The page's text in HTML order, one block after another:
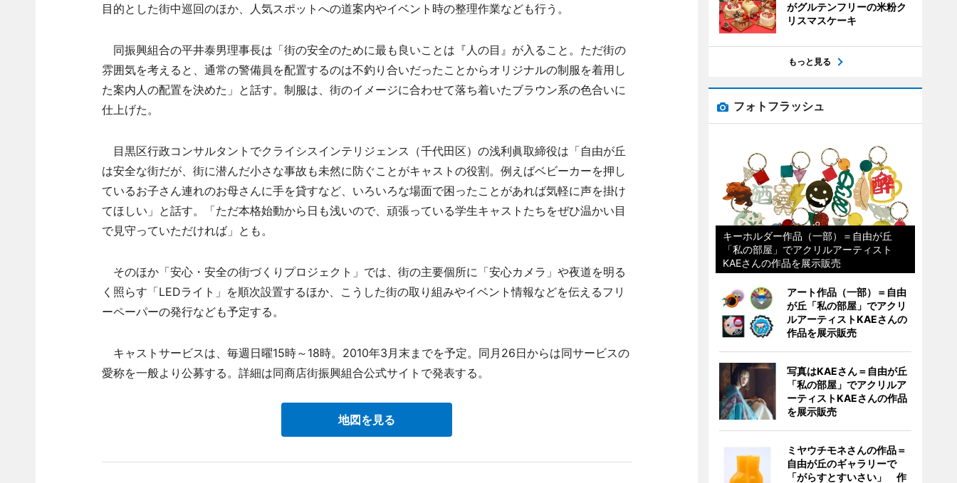
目的とした街中巡回のほか、人気スポットへの道案内やイベント時の整理作業なども行う。
同振興組合の平井泰男理事長は「街の安全のために最も良いことは『人の目』が入ること。ただ街の
雰囲気を考えると、通常の警備員を配置するのは不釣り合いだったことからオリジナルの制服を着用し
た案内人の配置を決めた」と話す。制服は、街のイメージに合わせて落ち着いたブラウン系の色合いに
仕上げた。
目黒区行政コンサルタントでクライシスインテリジェンス（千代田区）の浅利眞取締役は「自由が丘
は安全な街だが、街に潜んだ小さな事故も未然に防ぐことがキャストの役割。例えばベビーカーを押し
ているお子さん連れのお母さんに手を貸すなど、いろいろな場面で困ったことがあれば気軽に声を掛け
てほしい」と話す。「ただ本格始動から日も浅いので、頑張っている学生キャストたちをぜひ温かい目
で見守っていただければ」とも。
そのほか「安心・安全の街づくりプロジェクト」では、街の主要個所に「安心カメラ」や夜道を明る
く照らす「LEDライト」を順次設置するほか、こうした街の取り組みやイベント情報などを伝えるフリ
ーペーパーの発行なども予定する。
キャストサービスは、毎週日曜15時～18時。2010年3月末までを予定。同月26日からは同サービスの
愛称を一般より公募する。詳細は同商店街振興組合公式サイトで発表する。
地図を見る
がグルテンフリーの米粉ク
リスマスケーキ
もっと見る
フォトフラッシュ
キーホルダー作品（一部）＝自由が丘
「私の部屋」でアクリルアーティスト
KAEさんの作品を展示販売
アート作品（一部）＝自由
が丘「私の部屋」でアクリ
ルアーティストKAEさんの
作品を展示販売
写真はKAEさん＝自由が丘
「私の部屋」でアクリルア
ーティストKAEさんの作品
を展示販売
ミヤウチモネさんの作品＝
自由が丘のギャラリーで
「がらすとすいさい」 作